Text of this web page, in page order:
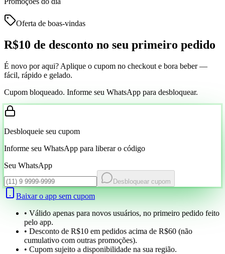
Oferta de boas-vindas
R$10 de desconto no seu primeiro pedido
É novo por aqui? Aplique o cupom no checkout e bora beber —
fácil, rápido e gelado.
Cupom bloqueado. Informe seu WhatsApp para desbloquear.
Desbloqueie seu cupom
Informe seu WhatsApp para liberar o código
Seu WhatsApp
Desbloquear cupom
Baixar o app sem cupom
• Válido apenas para novos usuários, no primeiro pedido feito
pelo app.
• Desconto de R$10 em pedidos acima de R$60 (não
cumulativo com outras promoções).
• Cupom sujeito a disponibilidade na sua região.